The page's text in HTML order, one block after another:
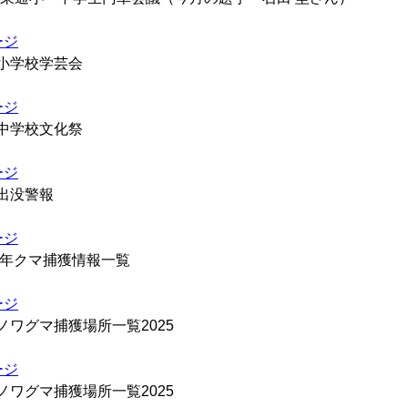
ジ
学校学芸会
ジ
学校文化祭
ジ
没警報
ジ
クマ捕獲情報一覧
ジ
ワグマ捕獲場所一覧2025
ジ
ワグマ捕獲場所一覧2025